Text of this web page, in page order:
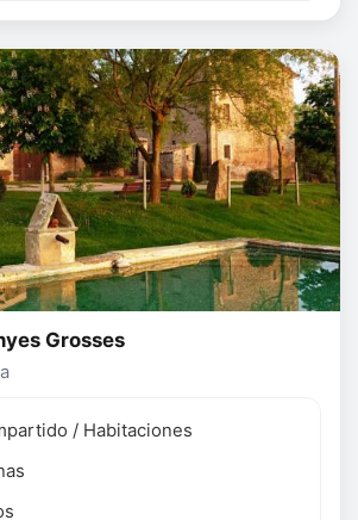
Grosses
/ Habitaciones